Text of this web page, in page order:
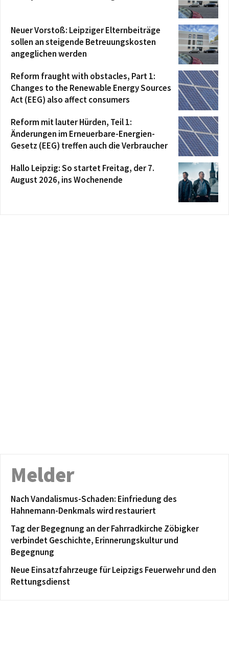
Neuer Vorstoß: Leipziger Elternbeiträge
sollen an steigende Betreuungskosten
angeglichen werden
Reform fraught with obstacles, Part 1:
Changes to the Renewable Energy Sources
Act (EEG) also affect consumers
Reform mit lauter Hürden, Teil 1:
Änderungen im Erneuerbare-Energien-
Gesetz (EEG) treffen auch die Verbraucher
Hallo Leipzig: So startet Freitag, der 7.
August 2026, ins Wochenende
Melder
Nach Vandalismus-Schaden: Einfriedung des
Hahnemann-Denkmals wird restauriert
Tag der Begegnung an der Fahrradkirche Zöbigker
verbindet Geschichte, Erinnerungskultur und
Begegnung
Neue Einsatzfahrzeuge für Leipzigs Feuerwehr und den
Rettungsdienst